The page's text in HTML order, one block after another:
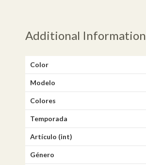
Additional Information
Color
Modelo
Colores
Temporada
Artículo (int)
Género